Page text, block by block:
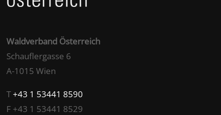
Waldverband Österreich
Schauflergasse 6
A-1015 Wien
T+43 1 53441 8590
F +43 1 53441 8529